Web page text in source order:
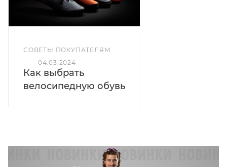
СОВЕТЫ ПОКУПАТЕЛЯМ
— 04.03.2024
Как выбрать
велосипедную обувь